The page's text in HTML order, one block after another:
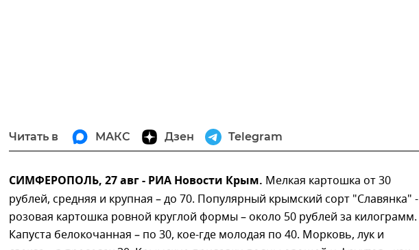
Читать в МАКС Дзен Telegram
СИМФЕРОПОЛЬ, 27 авг - РИА Новости Крым. Мелкая картошка от 30
рублей, средняя и крупная – до 70. Популярный крымский сорт "Славянка" -
розовая картошка ровной круглой формы – около 50 рублей за килограмм.
Капуста белокочанная – по 30, кое-где молодая по 40. Морковь, лук и